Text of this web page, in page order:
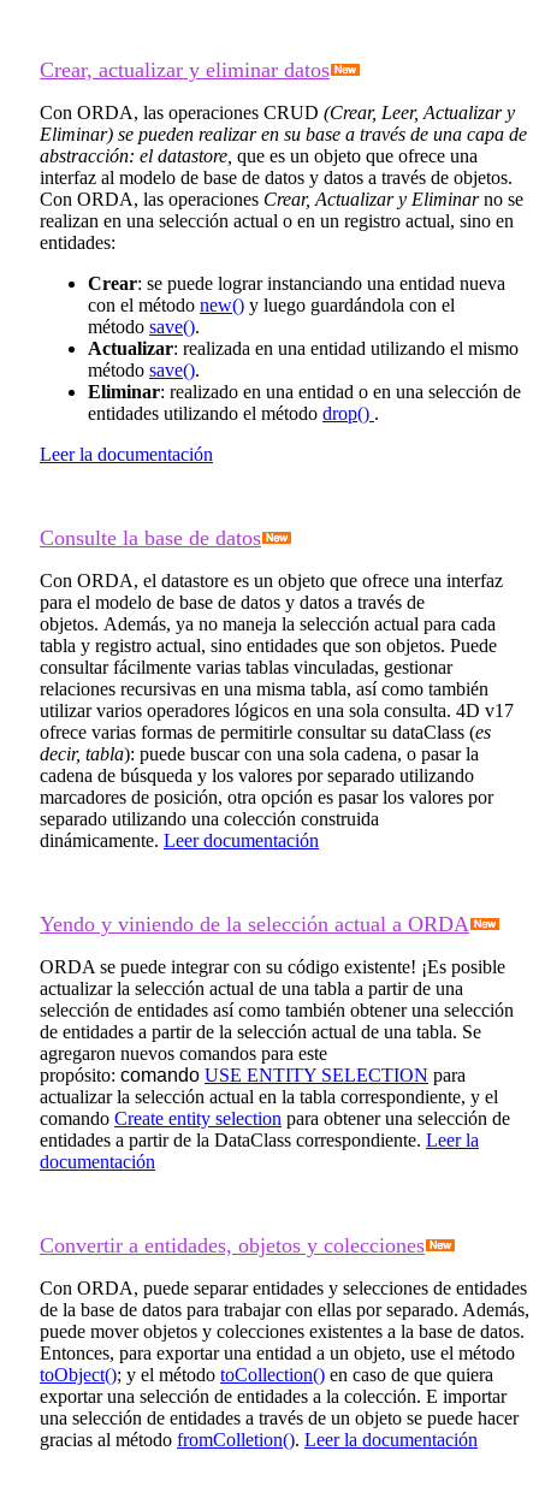
Crear, actualizar y eliminar datos
Con ORDA, las operaciones CRUD (Crear, Leer, Actualizar y
Eliminar) se pueden realizar en su base a través de una capa de
abstracción: el datastore, que es un objeto que ofrece una
interfaz al modelo de base de datos y datos a través de objetos.
Con ORDA, las operaciones Crear, Actualizar y Eliminarno se
realizan en una selección actual o en un registro actual, sino en
entidades:
Crear: se puede lograr instanciando una entidad nueva
con el método new() y luego guardándola con el
método save().
Actualizar: realizada en una entidad utilizando el mismo
método save().
Eliminar: realizado en una entidad o en una selección de
entidades utilizando el método drop() .
Leer la documentación
Consulte la base de datos
Con ORDA, el datastore es un objeto que ofrece una interfaz
para el modelo de base de datos y datos a través de
objetos. Además, ya no maneja la selección actual para cada
tabla y registro actual, sino entidades que son objetos. Puede
consultar fácilmente varias tablas vinculadas, gestionar
relaciones recursivas en una misma tabla, así como también
utilizar varios operadores lógicos en una sola consulta. 4D v17
ofrece varias formas de permitirle consultar su dataClass (es
decir, tabla): puede buscar con una sola cadena, o pasar la
cadena de búsqueda y los valores por separado utilizando
marcadores de posición, otra opción es pasar los valores por
separado utilizando una colección construida
dinámicamente. Leer documentación
Yendo y viniendo de la selección actual a ORDA
ORDA se puede integrar con su código existente! ¡Es posible
actualizar la selección actual de una tabla a partir de una
selección de entidades así como también obtener una selección
de entidades a partir de la selección actual de una tabla. Se
agregaron nuevos comandos para este
propósito: comando USE ENTITY SELECTION para
actualizar la selección actual en la tabla correspondiente, y el
comando Create entity selection para obtener una selección de
entidades a partir de la DataClass correspondiente. Leer la
documentación
Convertir a entidades, objetos y colecciones
Con ORDA, puede separar entidades y selecciones de entidades
de la base de datos para trabajar con ellas por separado. Además,
puede mover objetos y colecciones existentes a la base de datos.
Entonces, para exportar una entidad a un objeto, use el método
toObject(); y el método toCollection() en caso de que quiera
exportar una selección de entidades a la colección. E importar
una selección de entidades a través de un objeto se puede hacer
gracias al método fromColletion(). Leer la documentación